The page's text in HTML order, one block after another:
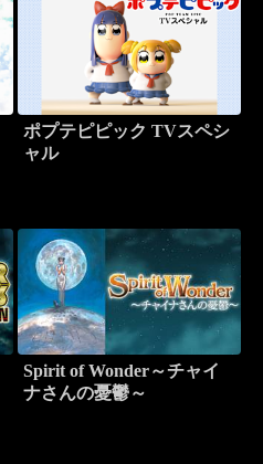
ポプテピピック TVスペシ
ャル
Spirit of Wonder～チャイ
ナさんの憂鬱～